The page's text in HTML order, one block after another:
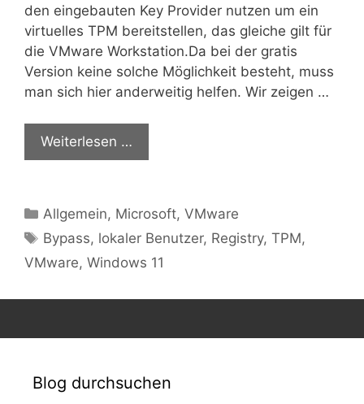
den eingebauten Key Provider nutzen um ein
virtuelles TPM bereitstellen, das gleiche gilt für
die VMware Workstation.Da bei der gratis
Version keine solche Möglichkeit besteht, muss
man sich hier anderweitig helfen. Wir zeigen …
Weiterlesen …
Kategorien
Allgemein, Microsoft,VMware
Schlagwörter
Bypass, lokaler Benutzer, Registry,TPM,
VMware, Windows 11
Blog durchsuchen